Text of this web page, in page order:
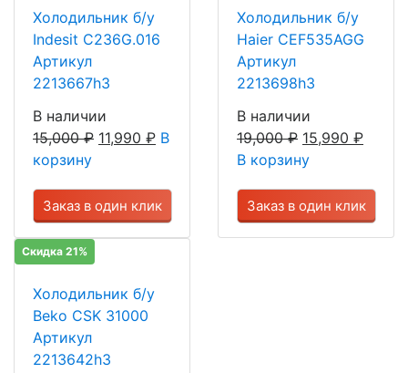
Холодильник б/у
Indesit C236G.016
Артикул
2213667h3
В наличии
15,000₽ 11,990 ₽ В
корзину
Заказ в один клик
Холодильник б/у
Haier CEF535AGG
Артикул
2213698h3
В наличии
19,000₽ 15,990 ₽
В корзину
Заказ в один клик
Скидка 21%
Холодильник б/у
Beko CSK 31000
Артикул
2213642h3